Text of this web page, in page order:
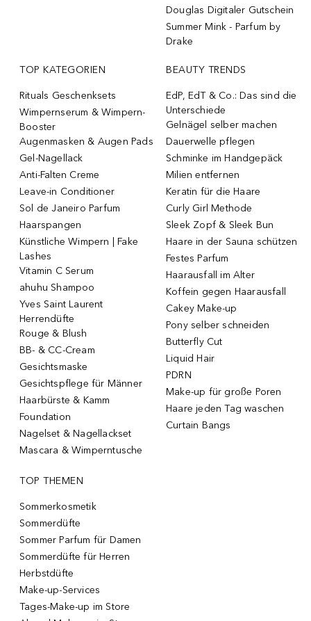
Douglas Digitaler Gutschein
Summer Mink - Parfum by
Drake
TOP KATEGORIEN
Rituals Geschenksets
Wimpernserum & Wimpern-
Booster
Augenmasken & Augen Pads
Gel-Nagellack
Anti-Falten Creme
Leave-in Conditioner
Sol de Janeiro Parfum
Haarspangen
Künstliche Wimpern | Fake
Lashes
Vitamin C Serum
ahuhu Shampoo
Yves Saint Laurent
Herrendüfte
Rouge & Blush
BB- & CC-Cream
Gesichtsmaske
Gesichtspflege für Männer
Haarbürste & Kamm
Foundation
Nagelset & Nagellackset
Mascara & Wimperntusche
BEAUTY TRENDS
EdP, EdT & Co.: Das sind die
Unterschiede
Gelnägel selber machen
Dauerwelle pflegen
Schminke im Handgepäck
Milien entfernen
Keratin für die Haare
Curly Girl Methode
Sleek Zopf & Sleek Bun
Haare in der Sauna schützen
Festes Parfum
Haarausfall im Alter
Koffein gegen Haarausfall
Cakey Make-up
Pony selber schneiden
Butterfly Cut
Liquid Hair
PDRN
Make-up für große Poren
Haare jeden Tag waschen
Curtain Bangs
TOP THEMEN
Sommerkosmetik
Sommerdüfte
Sommer Parfum für Damen
Sommerdüfte für Herren
Herbstdüfte
Make-up-Services
Tages-Make-up im Store